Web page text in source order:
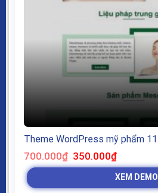
Theme WordPress mỹ phẩm 11
700.000₫ Giá
gốc
là:
350.000₫Giá
tại
là:
XEM DEMO